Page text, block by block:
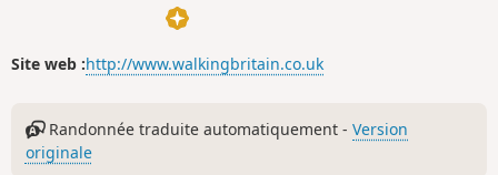
Site web :http://www.walkingbritain.co.uk
Randonnée traduite automatiquement -Version
originale